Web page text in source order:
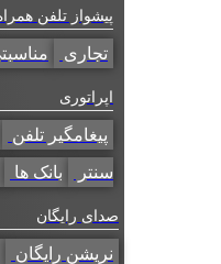
پیشواز تلفن همراه
تجاری مناسبتی
اپراتوری
پیغامگیر تلفن
سنتر بانک ها
صدای رایگان
نریشن رایگان